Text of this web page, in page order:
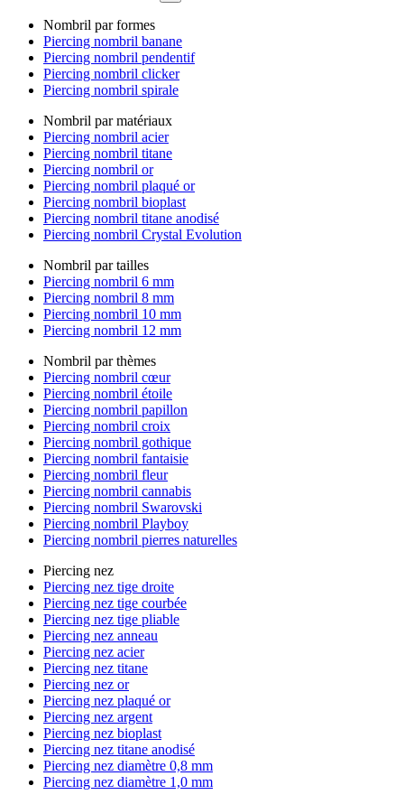
Nombril par formes
Piercing nombril banane
Piercing nombril pendentif
Piercing nombril clicker
Piercing nombril spirale
Nombril par matériaux
Piercing nombril acier
Piercing nombril titane
Piercing nombril or
Piercing nombril plaqué or
Piercing nombril bioplast
Piercing nombril titane anodisé
Piercing nombril Crystal Evolution
Nombril par tailles
Piercing nombril 6 mm
Piercing nombril 8 mm
Piercing nombril 10 mm
Piercing nombril 12 mm
Nombril par thèmes
Piercing nombril cœur
Piercing nombril étoile
Piercing nombril papillon
Piercing nombril croix
Piercing nombril gothique
Piercing nombril fantaisie
Piercing nombril fleur
Piercing nombril cannabis
Piercing nombril Swarovski
Piercing nombril Playboy
Piercing nombril pierres naturelles
Piercing nez
Piercing nez tige droite
Piercing nez tige courbée
Piercing nez tige pliable
Piercing nez anneau
Piercing nez acier
Piercing nez titane
Piercing nez or
Piercing nez plaqué or
Piercing nez argent
Piercing nez bioplast
Piercing nez titane anodisé
Piercing nez diamètre 0,8 mm
Piercing nez diamètre 1,0 mm